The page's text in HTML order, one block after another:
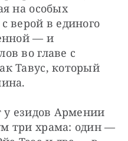
на особых
верой в единого
— и
во главе с
Тавус, который
у езидов Армении
три храма: один —